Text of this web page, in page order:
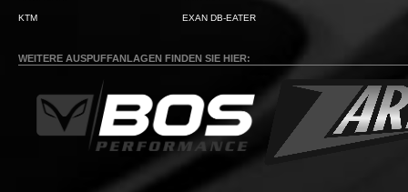
KTM EXAN DB-EATER
WEITERE AUSPUFFANLAGEN FINDEN SIE HIER: